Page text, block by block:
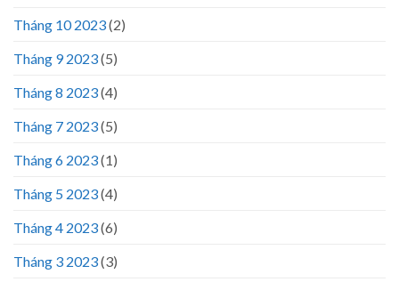
Tháng 10 2023(2)
Tháng 9 2023(5)
Tháng 8 2023(4)
Tháng 7 2023(5)
Tháng 6 2023(1)
Tháng 5 2023(4)
Tháng 4 2023(6)
Tháng 3 2023(3)